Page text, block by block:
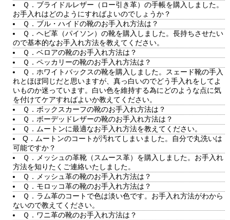
Ｑ．ブライドルレザー（ロー引き革）の手帳を購入しました。
お手入れはどのようにすればよいのでしょうか？
Ｑ．ブル・ハイドの靴のお手入れ方法は？
Ｑ．ヘビ革（パイソン）の靴を購入しました。長持ちさせたい
ので基本的なお手入れ方法を教えてください。
Ｑ．ベロアの靴のお手入れ方法は？
Ｑ．ペッカリーの靴のお手入れ方法は？
Ｑ．ホワイトバックスの靴を購入しました。スェード靴の手入
れとほぼ同じだと思いますが、真っ白いのでどう手入れをしてよ
いものか迷っています。白い色を維持する為にどのような点に気
を付けてケアすればよいか教えてください。
Ｑ．ボックスカーフの靴のお手入れ方法は？
Ｑ．ボーデッドレザーの靴のお手入れ方法は？
Ｑ．ムートンに最適なお手入れ方法を教えてください。
Q．ムートンのコートが汚れてしまいました。自分で丸洗いは
可能ですか？
Ｑ．メッシュの革靴（スムース革）を購入しました。お手入れ
方法を知りたくご連絡いたしました。
Ｑ．メッシュ革の靴のお手入れ方法は？
Ｑ．モロッコ革の靴のお手入れ方法は？
Ｑ．ラム革のコートで色は淡い色です。お手入れ方法がわから
ないので教えてください。
Ｑ．ワニ革の靴のお手入れ方法は？